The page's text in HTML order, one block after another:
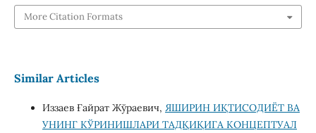
More Citation Formats
Similar Articles
Иззаев Ғайрат Жўраевич, ЯШИРИН ИҚТИСОДИЁТ ВА
УНИНГ КЎРИНИШЛАРИ ТАДҚИҚИГА КОНЦЕПТУАЛ